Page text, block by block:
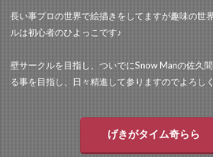
長い事プロの世界で絵描きをしてますが趣味の世
ルは初心者のひよっこです♪
壁サークルを目指し、ついでにSnow Manの佐久
る事を目指し、日々精進して参りますのでよろし
げきがタイム奇らら